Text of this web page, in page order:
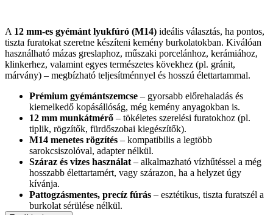
A 12 mm-es gyémánt lyukfúró (M14) ideális választás, ha pontos,
tiszta furatokat szeretne készíteni kemény burkolatokban. Kiválóan
használható mázas greslaphoz, műszaki porcelánhoz, kerámiához,
klinkerhez, valamint egyes természetes kövekhez (pl. gránit,
márvány) – megbízható teljesítménnyel és hosszú élettartammal.
Prémium gyémántszemcse – gyorsabb előrehaladás és
kiemelkedő kopásállóság, még kemény anyagokban is.
12 mm munkátmérő – tökéletes szerelési furatokhoz (pl.
tiplik, rögzítők, fürdőszobai kiegészítők).
M14 menetes rögzítés – kompatibilis a legtöbb
sarokcsiszolóval, adapter nélkül.
Száraz és vizes használat – alkalmazható vízhűtéssel a még
hosszabb élettartamért, vagy szárazon, ha a helyzet úgy
kívánja.
Pattogzásmentes, precíz fúrás – esztétikus, tiszta furatszél a
burkolat sérülése nélkül.